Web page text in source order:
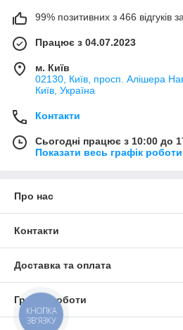
99% позитивних з 466 відгуків
Працює з 04.07.2023
м. Київ
02130, Київ, просп. Алішера
Київ, Україна
Контакти
Сьогодні працює з 10:00 до
Показати весь графік роботи
Про нас
Контакти
Доставка та оплата
Графік роботи
КНОПКА
ЗВ'ЯЗКУ